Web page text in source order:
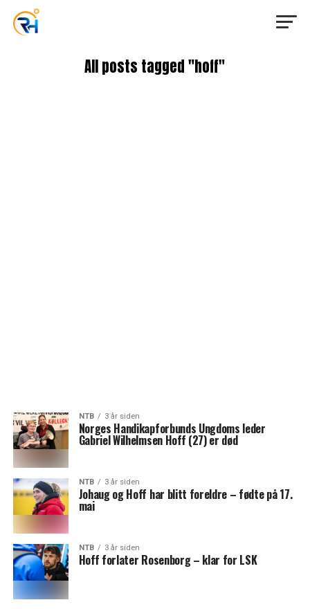
All posts tagged "hoff"
NTB 3 år siden
Norges Handikapforbunds Ungdoms leder
Gabriel Wilhelmsen Hoff (27) er død
NTB 3 år siden
Johaug og Hoff har blitt foreldre – fødte på 17.
mai
NTB 3 år siden
Hoff forlater Rosenborg – klar for LSK